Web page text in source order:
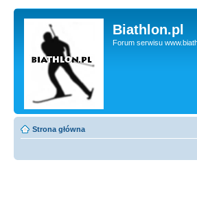
Biathlon.pl
Forum serwisu
Strona główna